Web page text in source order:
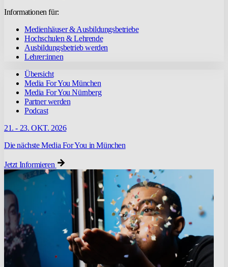
Informationen für:
Medienhäuser & Ausbildungsbetriebe
Hochschulen & Lehrende
Ausbildungsbetrieb werden
Lehrer:innen
Übersicht
Media For You München
Media For You Nürnberg
Partner werden
Podcast
21. - 23. OKT. 2026
Die nächste Media For You in München
Jetzt Informieren